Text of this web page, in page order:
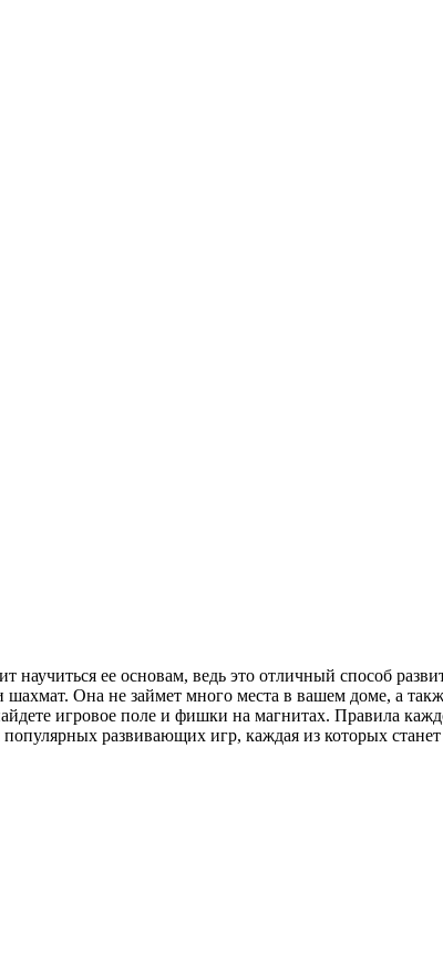
ее основам, ведь это отличный способ
Она не займет много места в вашем доме, а
игровое поле и фишки на магнитах. Правила
развивающих игр, каждая из которых